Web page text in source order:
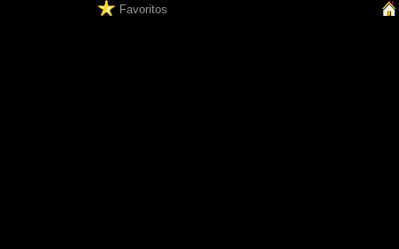
Favoritos